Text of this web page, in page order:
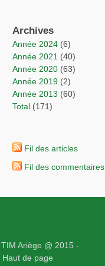
Archives
année 2024 (6)
année 2021 (40)
année 2020 (63)
année 2019 (2)
année 2013 (60)
total (171)
Fil des articles
Fil des commentaires
TIM Ariège @ 2015 -
Haut de page